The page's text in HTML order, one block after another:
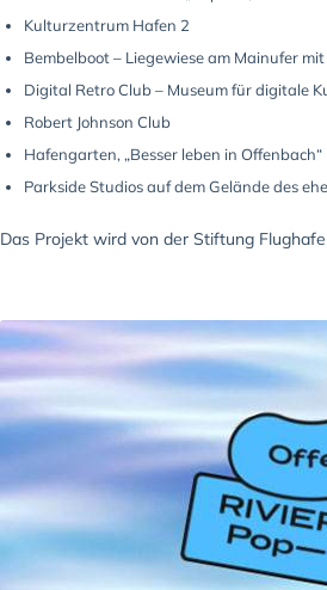
Kulturzentrum Hafen 2
Bembelboot – Liegewiese am Mainufer
Digital Retro Club – Museum für digitale
Robert Johnson Club
Hafengarten, „Besser leben in Offenbach“
Parkside Studios auf dem Gelände des
Das Projekt wird von der Stiftung